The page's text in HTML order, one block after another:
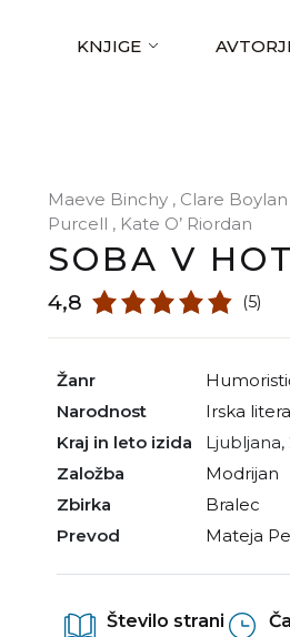
KNJIGE AVTORJI
Maeve Binchy , Clare Boylan
Purcell , Kate O’ Riordan
SOBA V
4,8 (5)
Žanr
Narodnost
irska
Kraj in leto izida
Založba
Modrijan
Zbirka
Bralec
Prevod
Mateja
Število strani